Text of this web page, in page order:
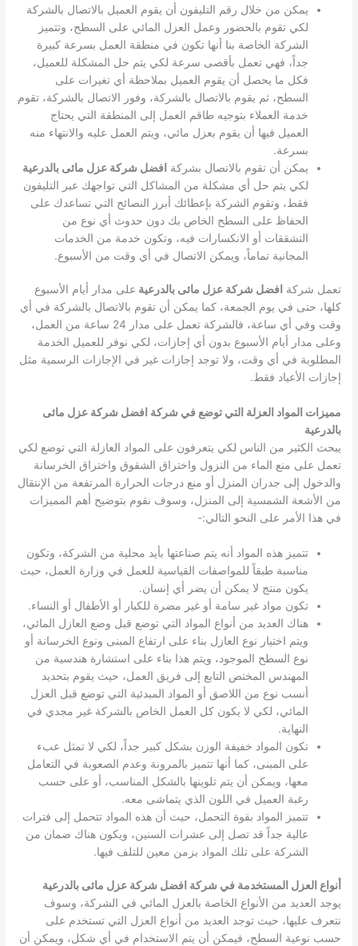
يمكن من خلال رقم التليفون أن يقوم العميل بالاتصال بالشركة
لكي تقوم بالحضور وعمل العزل المائي على السطح، وتتميز
الشركة الخاصة بنا أنها تكون في منطقة العمل بسرعة كبيرة
جداً، فهي تعمل بأقصى سرعة لكي يتم حل المشكلة للعميل،
فكل ما يحصل أن يقوم العميل بملاحظة أي تغيرات على
السطح، ثم يقوم بالاتصال بالشركة، وفور الاتصال بالشركة، تقوم
خدمة العملاء بتوجيه طاقم العمل إلى المنطقة التي يحتاج
العميل فيها أن يقوم بعزل مائي، ويتم العمل عليه والانتهاء منه
بسرعة.
يمكن أن تقوم بالاتصال بشركة افضل شركة عزل مائى بالدرعية
لكي يتم حل أي مشكلة من المشاكل التي تواجهك عبر التليفون
فقط، وتقوم الشركة بإعطائك أبرز النصائح التي تساعدك على
الحفاظ على السطح الخاص بك دون حدوث أي نوع من
التشققات أو الانكسارات فيه، وتكون خدمة من الخدمات
المجانية تماماً، ويمكن الاتصال في أي وقت من الأسبوع.
تعمل شركة افضل شركة عزل مائى بالدرعية على مدار أيام الأسبوع
كلها، حتى في يوم الجمعة، كما يمكن أن تقوم بالاتصال بالشركة في أي
وقت وفي أي ساعة، فالشركة تعمل على مدار 24 ساعة من العمل،
وعلى مدار أيام الأسبوع بدون أي إجازات، لكي نوفر للعميل الخدمة
المطلوبة في أي وقت، ولا توجد إجازات غير في الإجازات الرسمية مثل
إجازات الأعياد فقط.
مميزات المواد العزلة التي توضع في شركة افضل شركة عزل مائى
بالدرعية
يبحث الكثير من الناس لكي يتعرفون على المواد العازلة التي توضع لكي
تعمل على منع الماء من النزول واختراق الشقوق واختراق الخرسانة
والدخول إلى جدران المنزل أو منع درجات الحرارة المرتفعة من الإنتقال
من الأشعة الشمسية إلى المنزل، وسوف نقوم بتوضيح أهم المميزات
في هذا الأمر على النحو التالي:-
تتميز هذه المواد أنه يتم صناعتها بأيد محلية من الشركة، وتكون
مناسبة طبقاً للمواصفات القياسية للعمل في وزارة العمل، حيث
يكون منتج لا يمكن أن يضر أي إنسان.
تكون مواد غير سامة أو غير مضرة للكبار أو الأطفال أو النساء.
هناك العديد من أنواع المواد التي توضع قبل وضع العازل المائي،
ويتم اختيار نوع العازل بناء على ارتفاع المبنى ونوع الخرسانة أو
نوع السطح الموجود، ويتم هذا بناء على استشارة هندسية من
المهندس المختص التابع إلى فريق العمل، حيث يقوم بتحديد
أنسب نوع من اللاصق أو المواد المبدئية التي توضع قبل العزل
المائي، لكي لا يكون كل العمل الخاص بالشركة غير مجدي في
النهاية.
تكون المواد خفيفة الوزن بشكل كبير جداً، لكي لا تمثل عبء
على المبنى، كما أنها تتميز بالمرونة وعدم الصعوبة في التعامل
معها، ويمكن أن يتم تلوينها بالشكل المناسب، أو على حسب
رغبة العميل في اللون الذي يتماشى معه.
تتميز المواد بقوة التحمل، حيث أن هذه المواد تتحمل إلى فترات
عالية جداً قد تصل إلى عشرات السنين، ويكون هناك ضمان من
الشركة على تلك المواد بزمن معين للتلف فيها.
أنواع العزل المستخدمة في شركة افضل شركة عزل مائى بالدرعية
يوجد العديد من الأنواع الخاصة بالعزل المائي في الشركة، وسوف
نتعرف عليها، حيث توجد العديد من أنواع العزل التي تستخدم على
حسب نوعية السطح، فيمكن أن يتم الاستخدام في أي شكل، ويمكن أن